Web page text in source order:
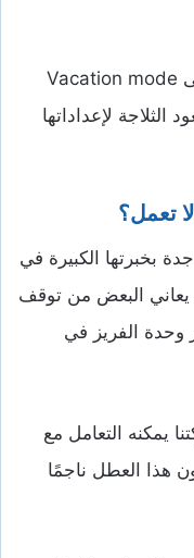
لإلغاء وضع Vacation يتم الضغط على Vacation mode
أن تعود الثلاجة لإعداداتها
بخبرتها الكبيرة في
يعاني البعض من توقف
وحدة الفريز في
يمكنه التعامل مع
هذا العطل ناجمًا